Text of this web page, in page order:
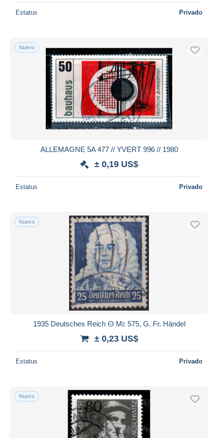
Estatus Privado
Nuevo
ALLEMAGNE 5A 477 // YVERT 996 // 1980
± 0,19 US$
Estatus Privado
Nuevo
1935 Deutsches Reich ⵙ Mi: 575, G. Fr. Händel
± 0,23 US$
Estatus Privado
Nuevo